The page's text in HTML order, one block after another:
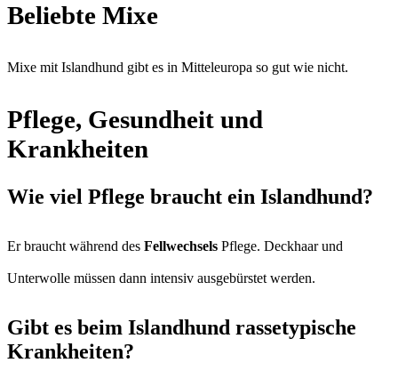
Beliebte Mixe
Mixe mit Islandhund gibt es in Mitteleuropa so gut wie nicht.
Pflege, Gesundheit und
Krankheiten
Wie viel Pflege braucht ein Islandhund?
Er braucht während des Fellwechsels Pflege. Deckhaar und
Unterwolle müssen dann intensiv ausgebürstet werden.
Gibt es beim Islandhund rassetypische
Krankheiten?